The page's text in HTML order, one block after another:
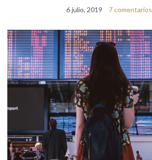
6 julio, 2019 7 comentarios